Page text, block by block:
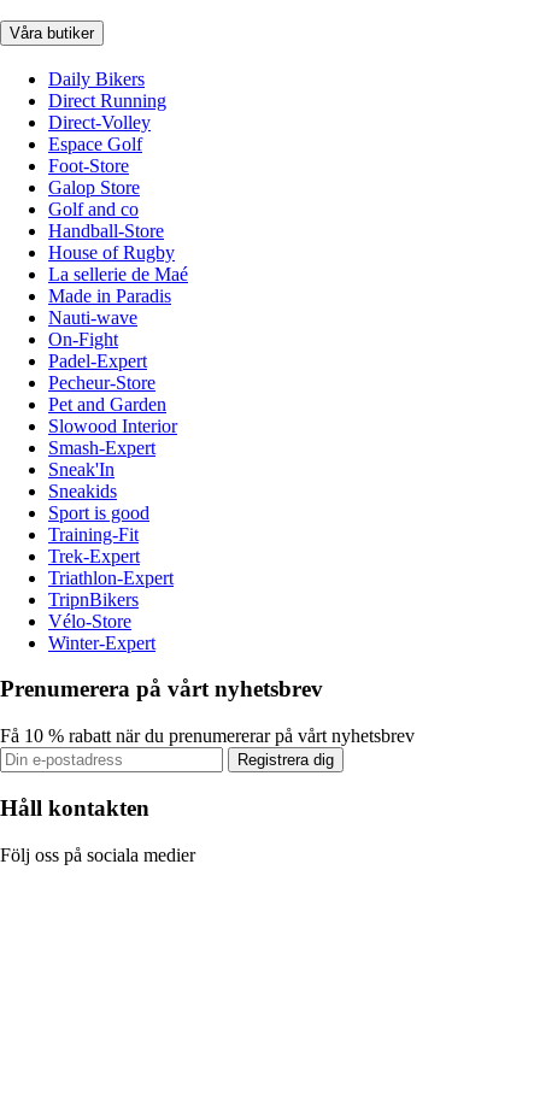
Våra butiker
Daily Bikers
Direct Running
Direct-Volley
Espace Golf
Foot-Store
Galop Store
Golf and co
Handball-Store
House of Rugby
La sellerie de Maé
Made in Paradis
Nauti-wave
On-Fight
Padel-Expert
Pecheur-Store
Pet and Garden
Slowood Interior
Smash-Expert
Sneak'In
Sneakids
Sport is good
Training-Fit
Trek-Expert
Triathlon-Expert
TripnBikers
Vélo-Store
Winter-Expert
Prenumerera på vårt nyhetsbrev
Få 10 % rabatt när du prenumererar på vårt nyhetsbrev
Registrera dig
Håll kontakten
Följ oss på sociala medier